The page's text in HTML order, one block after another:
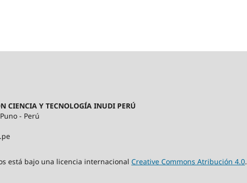
CIENCIA Y TECNOLOGÍA INUDI PERÚ
- Perú
está bajo una licencia internacional Creative Commons Atribución 4.0.